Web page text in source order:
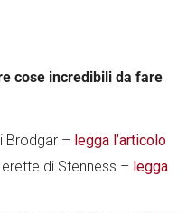
cose incredibili da fare
Brodgar – legga l’articolo
di Stenness – legga